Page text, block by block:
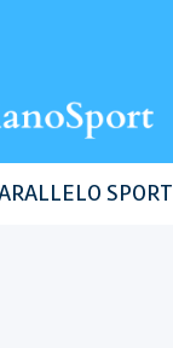
SPORT